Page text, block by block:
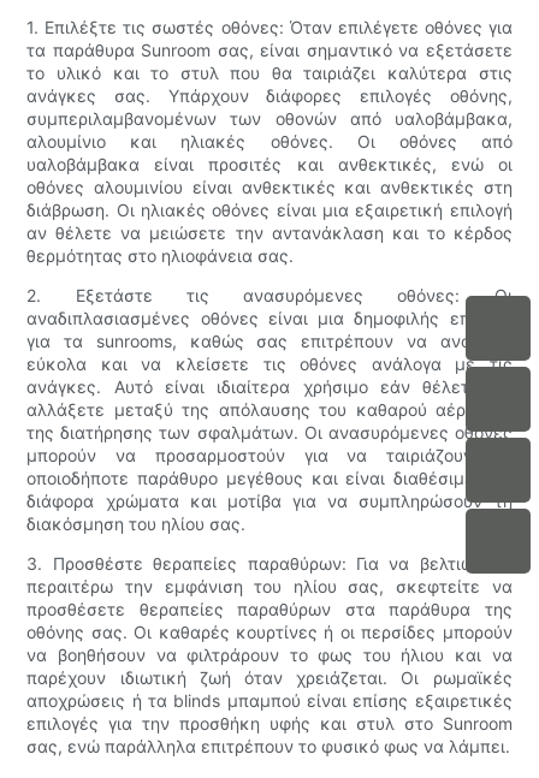
1. Επιλέξτε τις σωστές οθόνες: Όταν επιλέγετε οθόνες για
τα παράθυρα Sunroom σας, είναι σημαντικό να εξετάσετε
το υλικό και το στυλ που θα ταιριάζει καλύτερα στις
ανάγκες σας. Υπάρχουν διάφορες επιλογές οθόνης,
συμπεριλαμβανομένων των οθονών από υαλοβάμβακα,
αλουμίνιο και ηλιακές οθόνες. Οι οθόνες από
υαλοβάμβακα είναι προσιτές και ανθεκτικές, ενώ οι
οθόνες αλουμινίου είναι ανθεκτικές και ανθεκτικές στη
διάβρωση. Οι ηλιακές οθόνες είναι μια εξαιρετική επιλογή
αν θέλετε να μειώσετε την αντανάκλαση και το κέρδος
θερμότητας στο ηλιοφάνεια σας.
2. Εξετάστε τις ανασυρόμενες οθόνες: Οι
αναδιπλασιασμένες οθόνες είναι μια δημοφιλής επιλογή
για τα sunrooms, καθώς σας επιτρέπουν να ανοίξετε
εύκολα και να κλείσετε τις οθόνες ανάλογα με τις
ανάγκες. Αυτό είναι ιδιαίτερα χρήσιμο εάν θέλετε να
αλλάξετε μεταξύ της απόλαυσης του καθαρού αέρα και
της διατήρησης των σφαλμάτων. Οι ανασυρόμενες οθόνες
μπορούν να προσαρμοστούν για να ταιριάζουν σε
οποιοδήποτε παράθυρο μεγέθους και είναι διαθέσιμες σε
διάφορα χρώματα και μοτίβα για να συμπληρώσουν τη
διακόσμηση του ηλίου σας.
3. Προσθέστε θεραπείες παραθύρων: Για να βελτιώσετε
περαιτέρω την εμφάνιση του ηλίου σας, σκεφτείτε να
προσθέσετε θεραπείες παραθύρων στα παράθυρα της
οθόνης σας. Οι καθαρές κουρτίνες ή οι περσίδες μπορούν
να βοηθήσουν να φιλτράρουν το φως του ήλιου και να
παρέχουν ιδιωτική ζωή όταν χρειάζεται. Οι ρωμαϊκές
αποχρώσεις ή τα blinds μπαμπού είναι επίσης εξαιρετικές
επιλογές για την προσθήκη υφής και στυλ στο Sunroom
σας, ενώ παράλληλα επιτρέπουν το φυσικό φως να λάμπει.